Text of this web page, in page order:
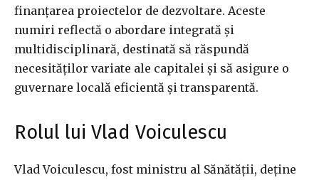
finanțarea proiectelor de dezvoltare. Aceste
numiri reflectă o abordare integrată și
multidisciplinară, destinată să răspundă
necesităților variate ale capitalei și să asigure o
guvernare locală eficientă și transparentă.
Rolul lui Vlad Voiculescu
Vlad Voiculescu, fost ministru al Sănătății, deține